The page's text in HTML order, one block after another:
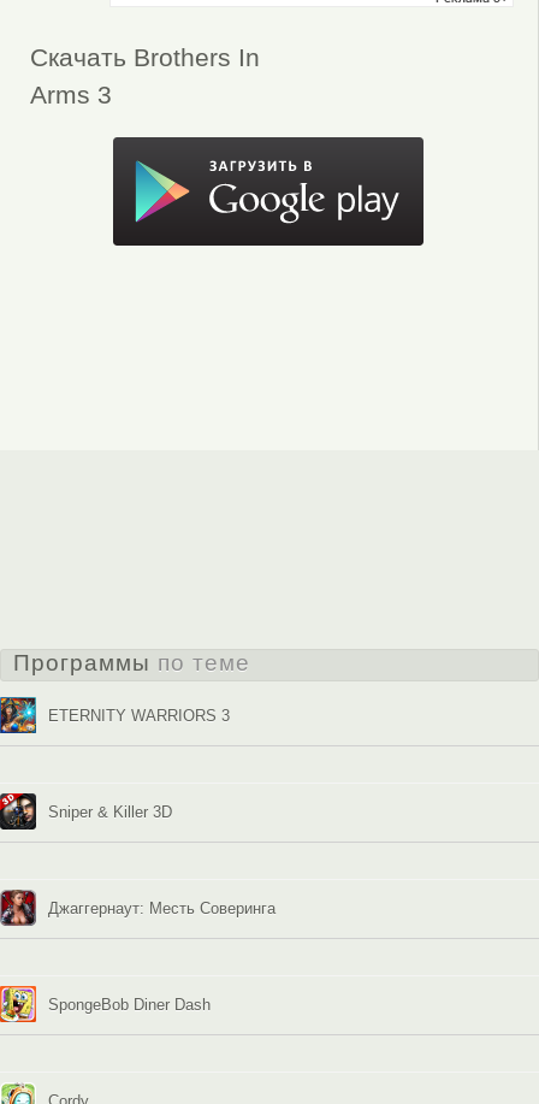
Скачать Brothers In
Arms 3
Программы по теме
ETERNITY WARRIORS 3
Sniper & Killer 3D
Джаггернаут: Месть Соверинга
SpongeBob Diner Dash